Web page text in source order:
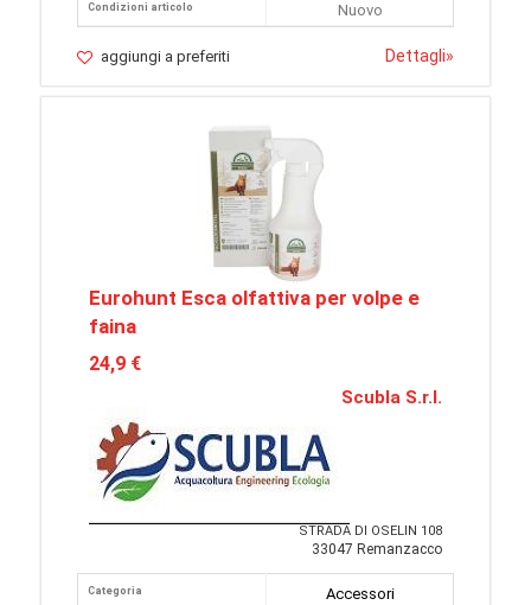
Condizioni articolo
Nuovo
aggiungi a preferiti Dettagli»
Eurohunt Esca olfattiva per volpe e
faina
24,9 €
Scubla S.r.l.
STRADA DI OSELIN 108
33047 Remanzacco
Categoria
Accessori